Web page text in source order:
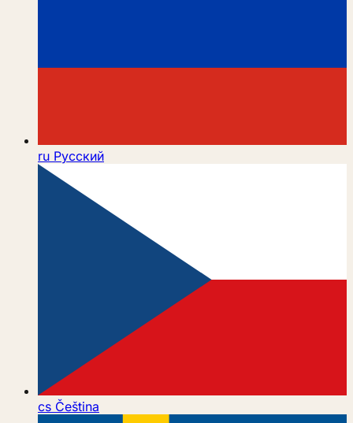
ru Русский
cs Čeština